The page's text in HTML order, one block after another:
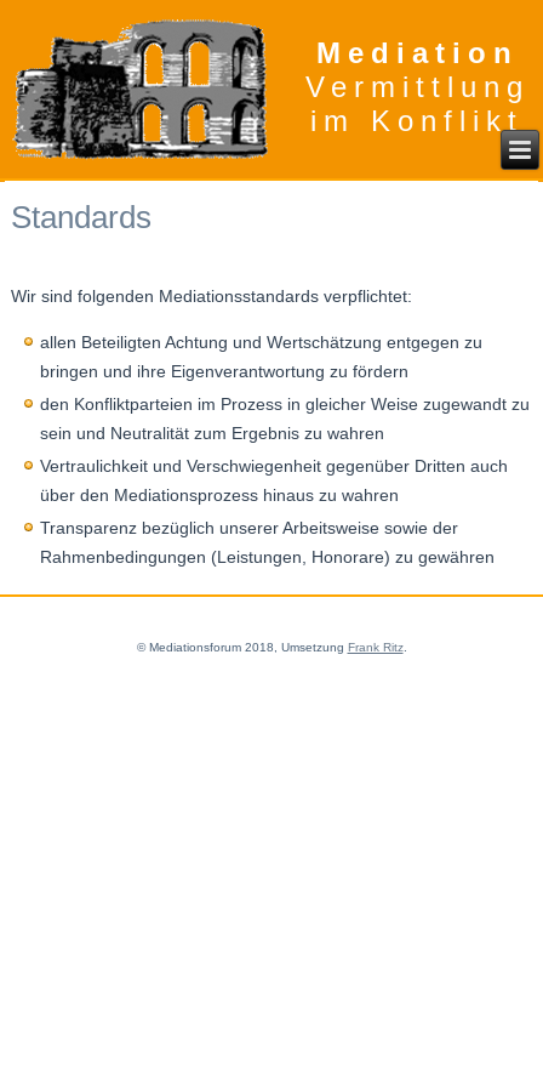
Mediation
Vermittlung
im Konflikt
Standards
Wir sind folgenden Mediationsstandards verpflichtet:
allen Beteiligten Achtung und Wertschätzung entgegen zu
bringen und ihre Eigenverantwortung zu fördern
den Konfliktparteien im Prozess in gleicher Weise zugewandt zu
sein und Neutralität zum Ergebnis zu wahren
Vertraulichkeit und Verschwiegenheit gegenüber Dritten auch
über den Mediationsprozess hinaus zu wahren
Transparenz bezüglich unserer Arbeitsweise sowie der
Rahmenbedingungen (Leistungen, Honorare) zu gewähren
© Mediationsforum 2018, Umsetzung Frank Ritz.